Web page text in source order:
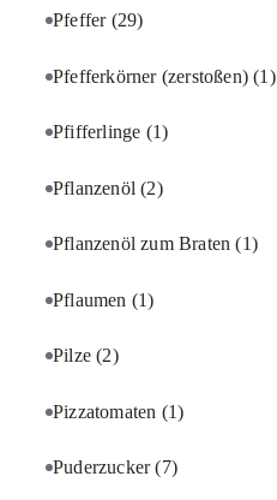
Pfeffer (29)
Pfefferkörner (zerstoßen)(1)
Pfifferlinge (1)
Pflanzenöl(2)
Pflanzenöl zum Braten(1)
Pflaumen (1)
Pilze(2)
Pizzatomaten (1)
Puderzucker(7)